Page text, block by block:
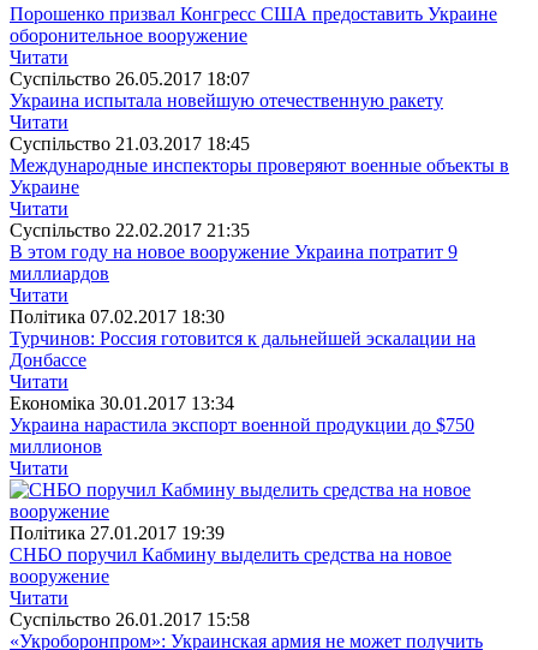
Порошенко призвал Конгресс США предоставить Украине
оборонительное вооружение
Читати
Суспiльство 26.05.2017 18:07
Украина испытала новейшую отечественную ракету
Читати
Суспiльство 21.03.2017 18:45
Международные инспекторы проверяют военные объекты в
Украине
Читати
Суспiльство 22.02.2017 21:35
В этом году на новое вооружение Украина потратит 9
миллиардов
Читати
Полiтика 07.02.2017 18:30
Турчинов: Россия готовится к дальнейшей эскалации на
Донбассе
Читати
Економіка 30.01.2017 13:34
Украина нарастила экспорт военной продукции до $750
миллионов
Читати
Полiтика 27.01.2017 19:39
СНБО поручил Кабмину выделить средства на новое
вооружение
Читати
Суспiльство 26.01.2017 15:58
«Укроборонпром»: Украинская армия не может получить